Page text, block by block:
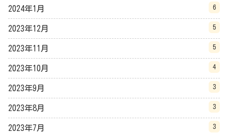
2024年1月 6
2023年12月 5
2023年11月 5
2023年10月 4
2023年9月 3
2023年8月 3
2023年7月 3